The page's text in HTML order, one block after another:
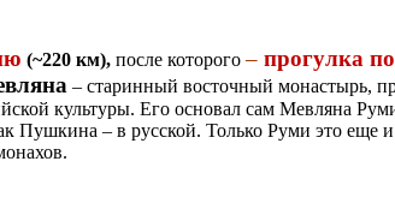
(~220 км), после которого– прогулка по
– старинный восточный монастырь,
культуры. Его основал сам Мевляна
Пушкина – в русской. Только Руми это еще и